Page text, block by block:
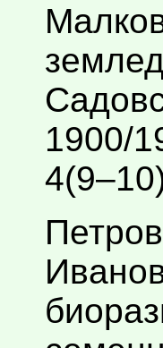
1900/